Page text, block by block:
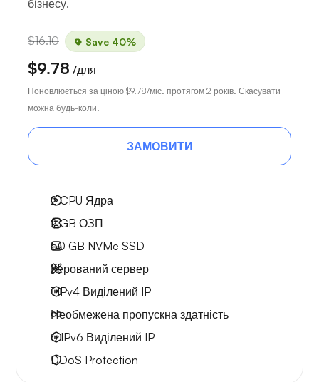
бізнесу.
$16.10 Save 40%
$9.78 /для
Поновлюється за ціною $9.78/міс. протягом 2 років. Скасувати
можна будь-коли.
ЗАМОВИТИ
2CPU Ядра
2 GB ОЗП
50 GB NVMe SSD
Керований сервер
1 IPv4 Виділений IP
Необмежена пропускна здатність
6 IPv6 Виділений IP
DDoS Protection